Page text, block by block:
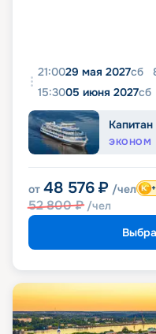
21:0029 мая 2027сб
15:3005 июня 2027сб
ЭКОНОМ
от 48 576 ₽ /чел
52 800₽ /чел